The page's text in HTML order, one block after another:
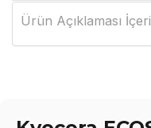
Ürün Açıklaması